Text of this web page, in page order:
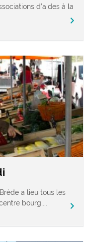
d’aides à la
chevron_right
a lieu tous les
bourg,...
chevron_right